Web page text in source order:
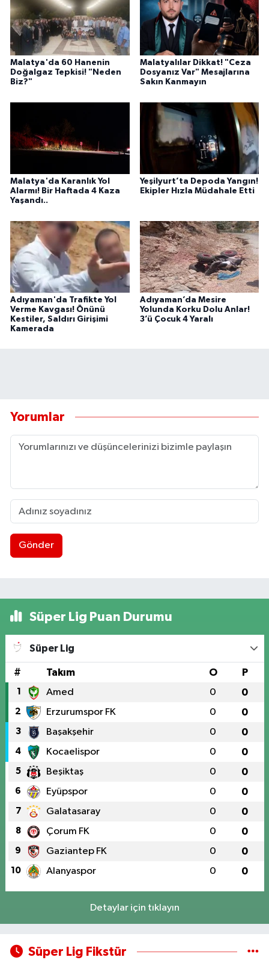
Malatya'da 60 Hanenin
Doğalgaz Tepkisi! "Neden
Biz?"
Malatyalılar Dikkat! "Ceza
Dosyanız Var" Mesajlarına
Sakın Kanmayın
Malatya'da Karanlık Yol
Alarmı! Bir Haftada 4 Kaza
Yaşandı..
Yeşilyurt’ta Depoda Yangın!
Ekipler Hızla Müdahale Etti
Adıyaman'da Trafikte Yol
Verme Kavgası! Önünü
Kestiler, Saldırı Girişimi
Kamerada
Adıyaman’da Mesire
Yolunda Korku Dolu Anlar!
3’ü Çocuk 4 Yaralı
Yorumlar
Gönder
Süper Lig Puan Durumu
Süper Lig
# Takım O P
1 Amed 0 0
2 Erzurumspor FK 0 0
3 Başakşehir 0 0
4 Kocaelispor 0 0
5 Beşiktaş 0 0
6 Eyüpspor 0 0
7 Galatasaray 0 0
8 Çorum FK 0 0
9 Gaziantep FK 0 0
10 Alanyaspor 0 0
Detaylar için tıklayın
Süper Lig Fikstür